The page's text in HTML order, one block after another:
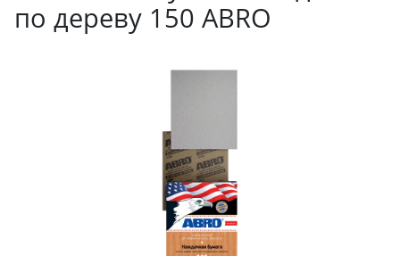
по дереву 150 ABRO